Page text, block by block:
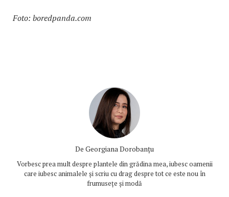
Foto: boredpanda.com
De Georgiana Dorobanțu
Vorbesc prea mult despre plantele din grădina mea, iubesc oamenii
care iubesc animalele și scriu cu drag despre tot ce este nou în
frumusețe și modă